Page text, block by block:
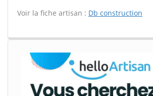
Voir la fiche artisan : Db construction